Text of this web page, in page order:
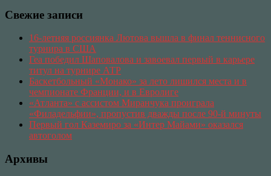
Свежие записи
16-летняя россиянка Лютова вышла в финал теннисного
турнира в США
Геа победил Шаповалова и завоевал первый в карьере
титул на турнире АТР
Баскетбольный «Монако» за лето лишился места и в
чемпионате Франции, и в Евролиге
«Атланта» с ассистом Миранчука проиграла
«Филадельфии», пропустив дважды после 90-й минуты
Первый гол Каземиро за «Интер Майами» оказался
автоголом
Архивы